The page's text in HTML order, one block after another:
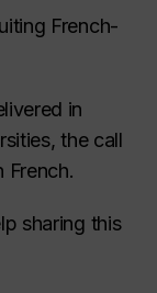
French-
in
the call
French.
sharing this